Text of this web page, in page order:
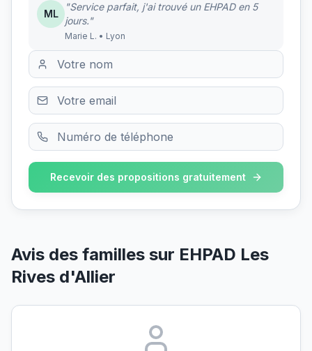
ML
"Service parfait, j'ai trouvé un EHPAD en 5
jours."
Marie L. • Lyon
Recevoir des propositions gratuitement
Avis des familles sur EHPAD Les
Rives d'Allier